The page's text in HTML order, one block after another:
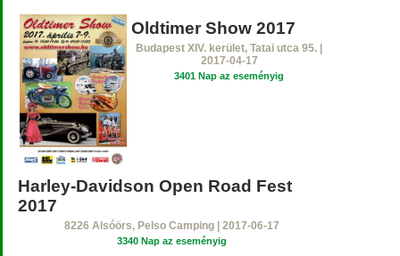
Oldtimer Show 2017
Budapest XIV. kerület, Tatai utca 95. |
2017-04-17
3401 Nap az eseményig
Harley-Davidson Open Road Fest
2017
8226 Alsóörs, Pelso Camping | 2017-06-17
3340 Nap az eseményig